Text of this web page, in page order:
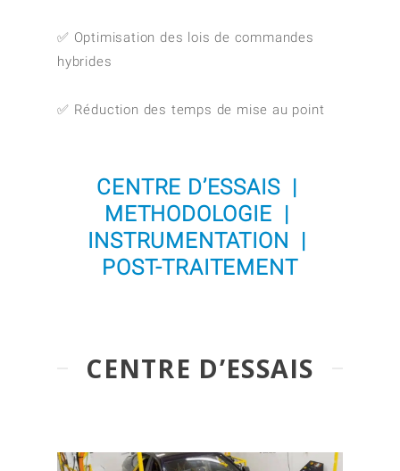
✅ Optimisation des lois de commandes
hybrides
✅ Réduction des temps de mise au point
CENTRE D’ESSAIS |
METHODOLOGIE |
INSTRUMENTATION |
POST-TRAITEMENT
CENTRE D’ESSAIS